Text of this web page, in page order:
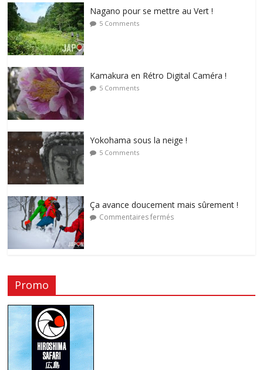
Nagano pour se mettre au Vert !
5 Comments
Kamakura en Rétro Digital Caméra !
5 Comments
Yokohama sous la neige !
5 Comments
Ça avance doucement mais sûrement !
Commentaires fermés
Promo